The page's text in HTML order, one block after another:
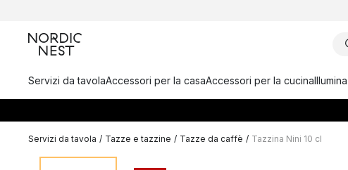
Servizi da tavolaAccessori per la casaAccessori per la cucina
Servizi da tavola / Tazze e tazzine / Tazze da caffè / Tazzina Nini 10 cl